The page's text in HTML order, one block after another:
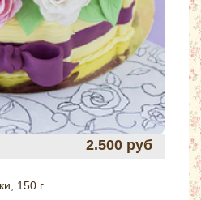
2.500 руб
150 г.